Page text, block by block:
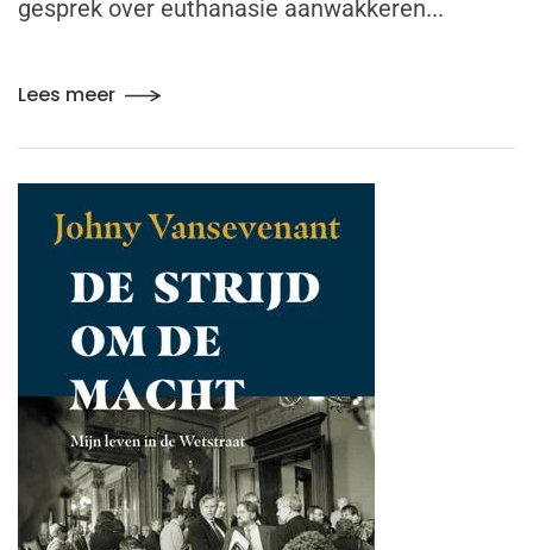
gesprek over euthanasie aanwakkeren...
Lees meer